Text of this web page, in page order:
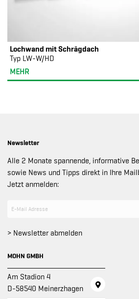
Lochwand mit Schrägdach
Typ LW-W/HD
MEHR
Newsletter
Alle 2 Monate spannende, informative
sowie News und Tipps direkt in Ihre
Jetzt anmelden:
> Newsletter abmelden
MOHN GMBH
Am Stadion 4
D-58540 Meinerzhagen